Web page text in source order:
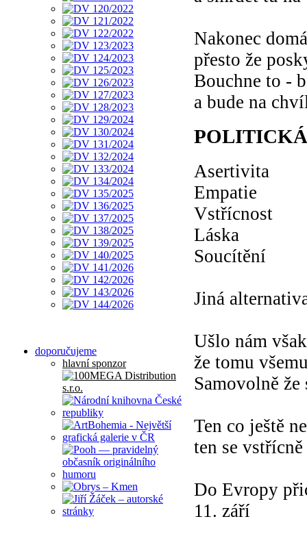
doporučujeme
hlavní sponzor
Nakonec
přesto že
Bouchne to -
a bude na
Asertivita
Empatie
Vstřícnost
Láska
Soucítění
Jiná
Ušlo nám
že tomu
Samovolně že
Ten co ještě
ten se
Do Evropy
11. září